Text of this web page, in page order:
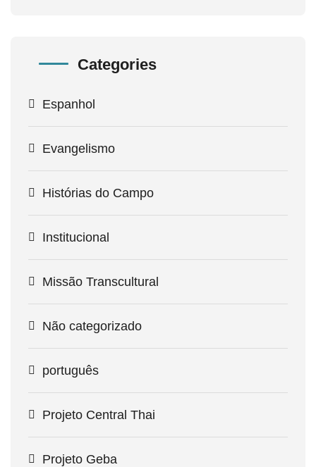
Categories
Espanhol
Evangelismo
Histórias do Campo
Institucional
Missão Transcultural
Não categorizado
português
Projeto Central Thai
Projeto Geba